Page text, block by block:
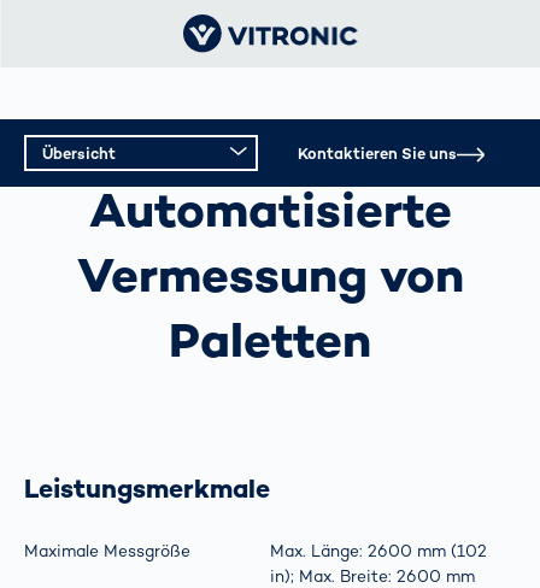
AUTOMATISIERTE VERMESSUNG VON PALETTEN
Automatisierte
Vermessung von
Paletten
Übersicht
Übersicht
Technische Daten
Kontaktieren Sie uns
Leistungsmerkmale
Maximale Messgröße
Max. Länge: 2600 mm (102
in); Max. Breite: 2600 mm